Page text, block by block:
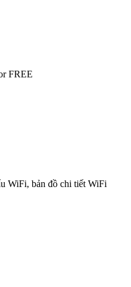
FREE
WiFi, bản đồ chi tiết WiFi